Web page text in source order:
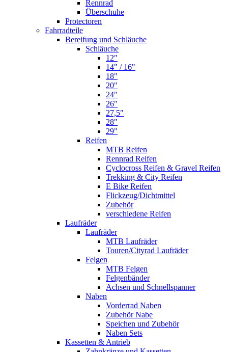
Rennrad
Überschuhe
Protectoren
Fahrradteile
Bereifung und Schläuche
Schläuche
12"
14" / 16"
18"
20"
24"
26"
27,5"
28"
29"
Reifen
MTB Reifen
Rennrad Reifen
Cyclocross Reifen & Gravel Reifen
Trekking & City Reifen
E Bike Reifen
Flickzeug/Dichtmittel
Zubehör
verschiedene Reifen
Laufräder
Laufräder
MTB Laufräder
Touren/Cityrad Laufräder
Felgen
MTB Felgen
Felgenbänder
Achsen und Schnellspanner
Naben
Vorderrad Naben
Zubehör Nabe
Speichen und Zubehör
Naben Sets
Kassetten & Antrieb